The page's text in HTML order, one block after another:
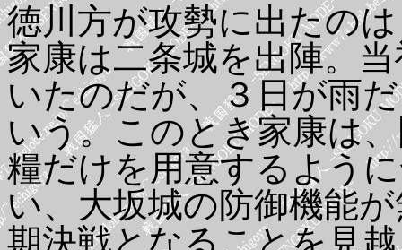
徳川方が攻勢に出たの
家康は二条城を出陣。
いたのだが、３日が雨
いう。このとき家康は
糧だけを用意するよう
い、大坂城の防御機能
期決戦となることを見